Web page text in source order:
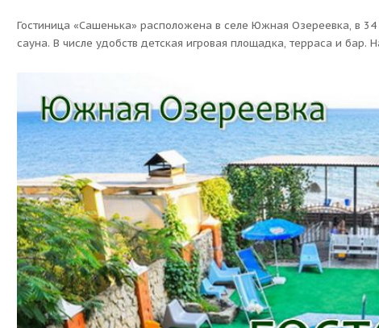
Гостиница «Сашенька» расположена в селе Южная Озереевка, в 34
сауна. В числе удобств детская игровая площадка, терраса и бар.